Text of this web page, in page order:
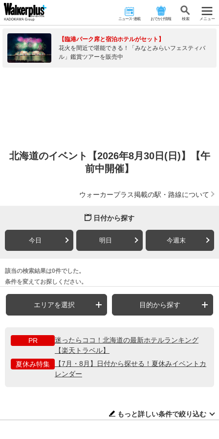
ニュース･連載 おでかけ情報 検 索 メニュー
【臨港パーク席と宿泊ホテルがセット】
花火を間近で堪能できる！「みなとみらいフェスティバ
ル」鑑賞ツアーを販売中
北海道のイベント【2026年8月30日(日)】【午
前中開催】
ウォーカープラス掲載の駅・路線について
日付から探す
今日 明日 今週末
該当の検索結果は0件でした。
条件を変えてお探しください。
エリアを選択 目的から探す
PR
迷ったらココ！北海道の最新ホテルランキング
【楽天トラベル】
夏休み特集
【7月・8月】日付から探せる！夏休みイベントカ
レンダー
もっと詳しい条件で絞り込む